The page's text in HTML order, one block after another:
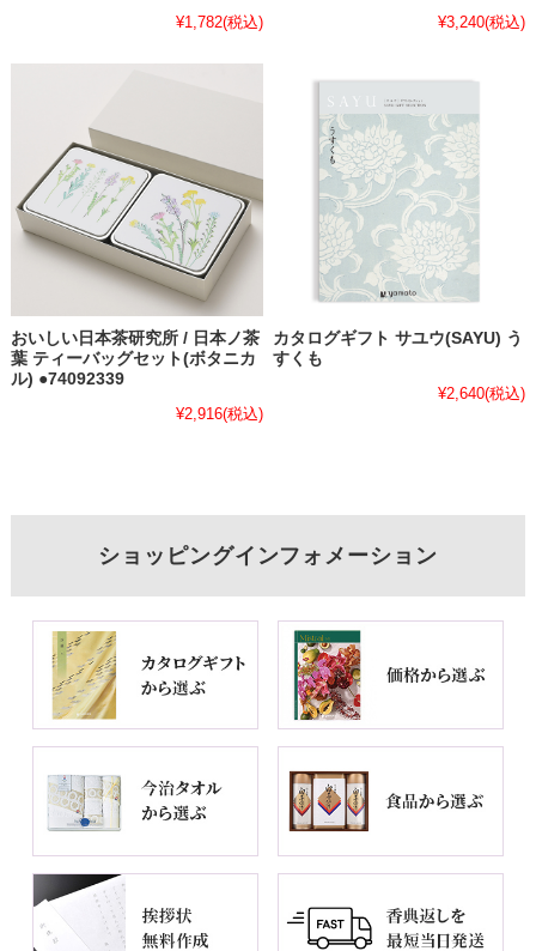
¥1,782(税込) ¥3,240(税込)
おいしい日本茶研究所 / 日本ノ茶
葉 ティーバッグセット(ボタニカ
ル) ●74092339
¥2,916(税込)
カタログギフト サユウ(SAYU) う
すくも
¥2,640(税込)
ショッピングインフォメーション